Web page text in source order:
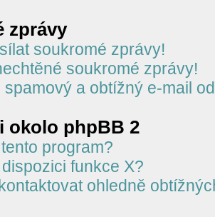
zprávy
soukromé zprávy!
soukromé zprávy!
spamový a obtížný e-mail
okolo phpBB 2
program?
funkce X?
ohledně